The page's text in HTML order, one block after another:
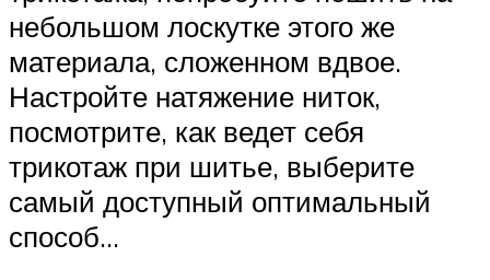
небольшом лоскутке этого же
материала, сложенном вдвое.
Настройте натяжение ниток,
посмотрите, как ведет себя
трикотаж при шитье, выберите
самый доступный оптимальный
способ…